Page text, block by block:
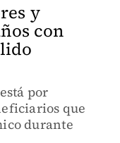
y
con
por
que
durante